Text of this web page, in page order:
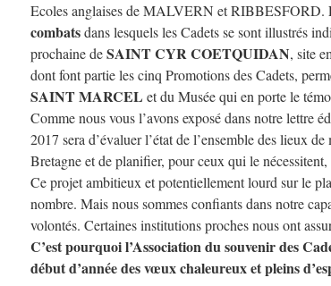
Ecoles anglaises de MALVERN et RIBBESFORD.
combatsdans lesquels les Cadets se sont illustrés
prochaine deSAINT CYR COETQUIDAN, site
dont font partie les cinq Promotions des Cadets,
SAINT MARCEL et du Musée qui en porte le
Comme nous vous l’avons exposé dans notre lettre
2017 sera d’évaluer l’état de l’ensemble des lieux
Bretagne et de planifier, pour ceux qui le
Ce projet ambitieux et potentiellement lourd sur le
nombre. Mais nous sommes confiants dans notre
volontés. Certaines institutions proches nous ont
C’est pourquoi l’Association du souvenir des
début d’année des vœux chaleureux et pleins